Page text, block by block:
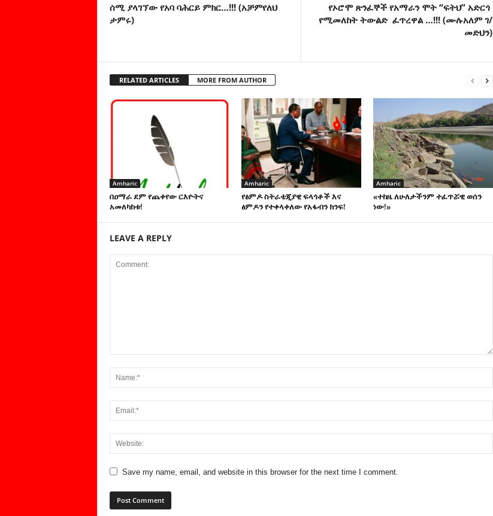
ሰሚ ያላገኘው የአባ ባሕርይ ምክር…!!! (አቻምየለህ
ታምሩ)
የኦሮሞ ጽንፈኞች የአማራን ሞት “ፍትህ” አድርጎ
የሚመለከት ትውልድ ፈጥረዋል …!!! (ሙሉአለም ገ/
መድህን)
RELATED ARTICLES MORE FROM AUTHOR
Amharic
በዐማራ ደም የጨቀየው ርእዮትና
አመለካከቱ!
Amharic
የፅምዶ ስትራቴጂያዊ ፍላጎቶች እና
ፅምዶን የተቀላቀለው የአፋብን ክንፍ!
Amharic
«ተከዜ ለሁለታችንም ተፈጥሯዊ ወሰን
ነው!»
LEAVE A REPLY
Save my name, email, and website in this browser for the next time I comment.